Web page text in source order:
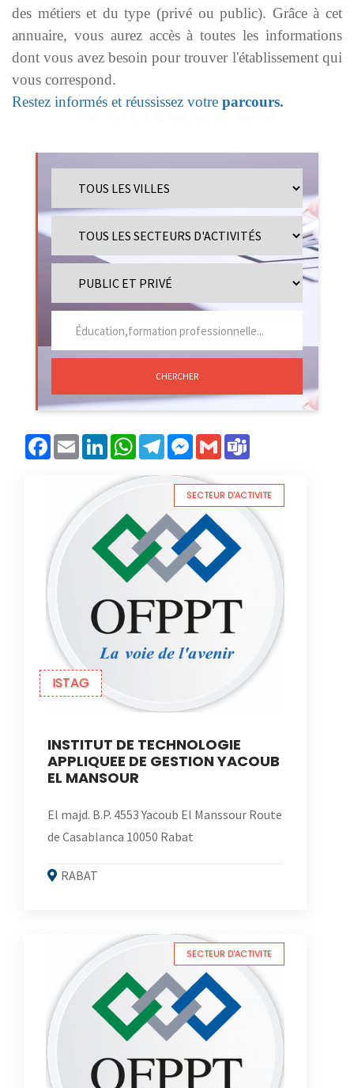
des métiers et du type (privé ou public). Grâce à cet
annuaire, vous aurez accès à toutes les informations
dont vous avez besoin pour trouver l'établissement qui
vous correspond.
Restez informés et réussissez votre parcours.
CHERCHER
Facebook
Email LinkedInWhatsAppTelegramMessenger
Gmail
ISTAG
SECTEUR D'ACTIVITE
INSTITUT DE TECHNOLOGIE
APPLIQUEE DE GESTION YACOUB
EL MANSOUR
El majd. B.P. 4553 Yacoub El Manssour Route
de Casablanca 10050 Rabat
RABAT
SECTEUR D'ACTIVITE